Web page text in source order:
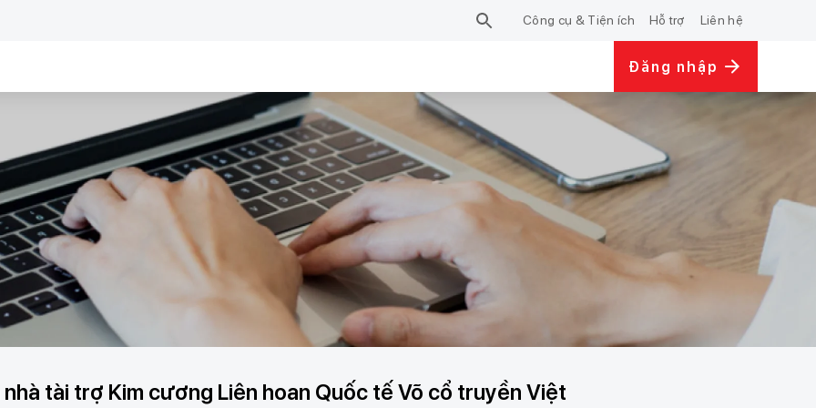
Công cụ & Tiện ích Hỗ trợ Liên hệ
Đăng nhập
tài trợ Kim cương Liên hoan Quốc tế Võ cổ truyền Việt